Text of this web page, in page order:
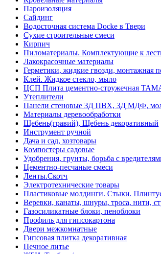
Пароизоляция
Сайдинг
Водосточная система Docke в Твери
Сухие строительные смеси
Кирпич
Пиломатериалы. Комплектующие к
Лакокрасочные материалы
Герметики, жидкие гвозди, монтажная
Клей. Жидкое стекло, мыло
ЦСП Плита цементно-стружечная
Утеплители
Панели стеновые 3Д ПВХ, 3Д МДФ,
Материалы деревообработки
Щебень(гравий), Щебень декоративный
Инструмент ручной
Дача и сад, хозтовары
Компостеры садовые
Удобрения, грунты, борьба с
Цементно-песчаные смеси
Ленты.Скотч
Электротехнические товары
Пластиковые молдинги. Стыки.
Веревки, канаты, шнуры, троса, нити,
Газосиликатные блоки, пеноблоки
Профиль для гипсокартона
Двери межкомнатные
Гипсовая плитка декоративная
Печное литье